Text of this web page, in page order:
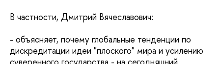
В частности, Дмитрий Вячеславович:
- объясняет, почему глобальные тенденции по
дискредитации идеи "плоского" мира и усилению